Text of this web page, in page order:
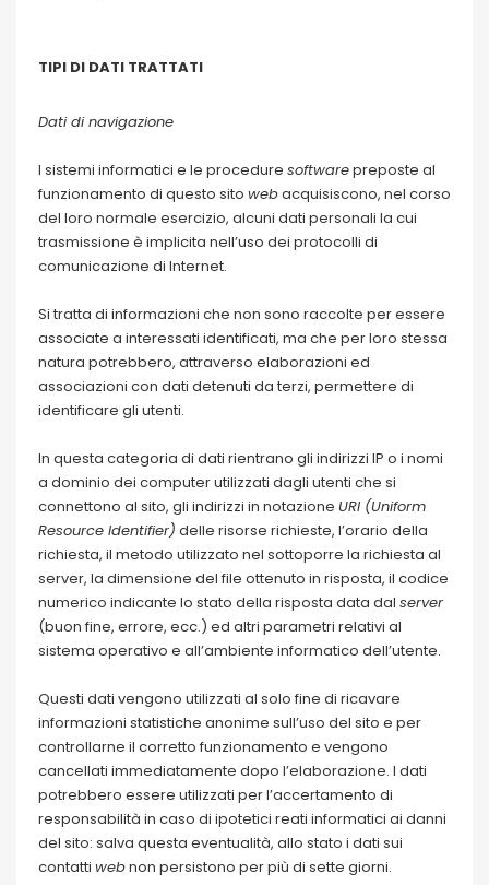
TIPI DI DATI TRATTATI
Dati di navigazione
I sistemi informatici e le procedure softwarepreposte al
funzionamento di questo sito webacquisiscono, nel corso
del loro normale esercizio, alcuni dati personali la cui
trasmissione è implicita nell’uso dei protocolli di
comunicazione di Internet.
Si tratta di informazioni che non sono raccolte per essere
associate a interessati identificati, ma che per loro stessa
natura potrebbero, attraverso elaborazioni ed
associazioni con dati detenuti da terzi, permettere di
identificare gli utenti.
In questa categoria di dati rientrano gli indirizzi IP o i nomi
a dominio dei computer utilizzati dagli utenti che si
connettono al sito, gli indirizzi in notazione URI (Uniform
Resource Identifier) delle risorse richieste, l’orario della
richiesta, il metodo utilizzato nel sottoporre la richiesta al
server, la dimensione del file ottenuto in risposta, il codice
numerico indicante lo stato della risposta data dal server
(buon fine, errore, ecc.) ed altri parametri relativi al
sistema operativo e all’ambiente informatico dell’utente.
Questi dati vengono utilizzati al solo fine di ricavare
informazioni statistiche anonime sull’uso del sito e per
controllarne il corretto funzionamento e vengono
cancellati immediatamente dopo l’elaborazione. I dati
potrebbero essere utilizzati per l’accertamento di
responsabilità in caso di ipotetici reati informatici ai danni
del sito: salva questa eventualità, allo stato i dati sui
contatti webnon persistono per più di sette giorni.